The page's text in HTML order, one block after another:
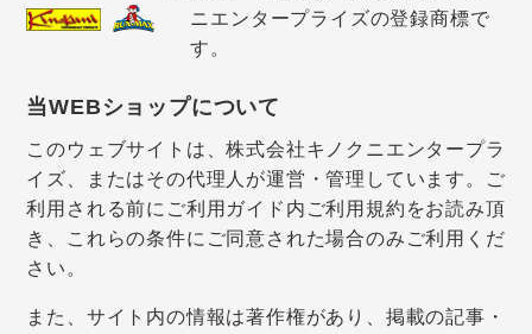
ニエンタープライズの登録商標で
す。
当WEBショップについて
このウェブサイトは、株式会社キノクニエンタープラ
イズ、またはその代理人が運営・管理しています。ご
利用される前にご利用ガイド内ご利用規約をお読み頂
き、これらの条件にご同意された場合のみご利用くだ
さい。
また、サイト内の情報は著作権があり、掲載の記事・